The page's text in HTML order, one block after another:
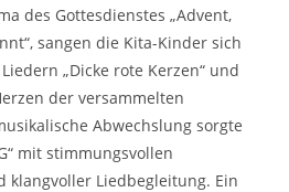
des Gottesdienstes „Advent,
sangen die Kita-Kinder sich
„Dicke rote Kerzen“ und
der versammelten
Abwechslung sorgte
mit stimmungsvollen
klangvoller Liedbegleitung. Ein